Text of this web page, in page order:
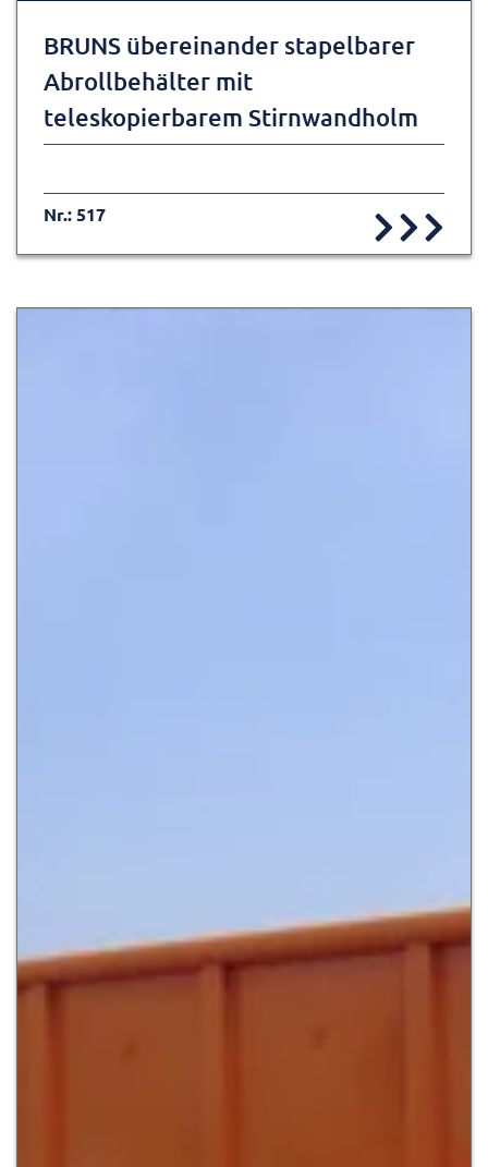
BRUNS übereinander stapelbarer
Abrollbehälter mit
teleskopierbarem Stirnwandholm
Nr.: 517